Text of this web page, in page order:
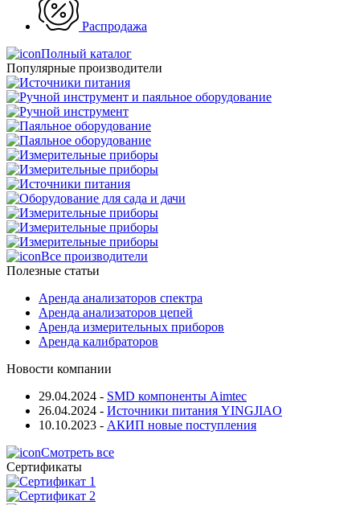
Распродажа
Полный каталог
Популярные производители
Все производители
Полезные статьи
Аренда анализаторов спектра
Аренда анализаторов цепей
Аренда измерительных приборов
Аренда калибраторов
Новости компании
29.04.2024 - SMD компоненты Aimtec
26.04.2024 - Источники питания YINGJIAO
10.10.2023 - АКИП новые поступления
Смотреть все
Сертификаты